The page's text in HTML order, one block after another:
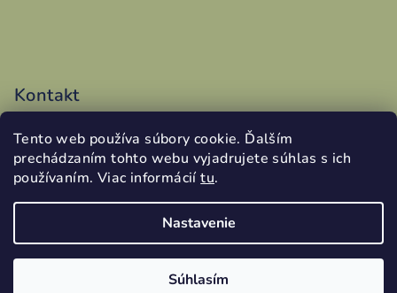
Tento web používa súbory cookie. Ďalším
prechádzaním tohto webu vyjadrujete súhlas s ich
používaním. Viac informáciítu.
Nastavenie
Súhlasím
Kontakt
vyroba @addy.sk
0486199340